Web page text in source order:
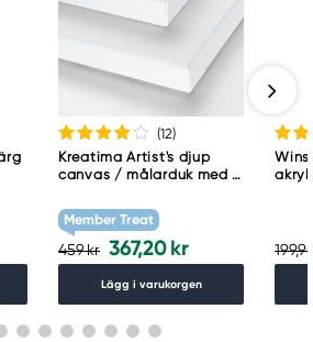
(12)
Kreatima Artist's djup
canvas / målarduk med 4
g/m²
Member Treat
459 kr 367,20 kr
Lägg i varukorgen